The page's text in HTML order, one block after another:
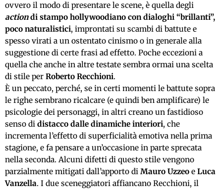
ovvero il modo di presentare le scene, è quella degli
actiondi stampo hollywoodiano con dialoghi “brillanti”,
poco naturalistici, improntati su scambi di battute e
spesso virati a un ostentato cinismo o in generale alla
suggestione di certe frasi ad effetto. Poche eccezioni a
quella che anche in altre testate sembra ormai una scelta
di stile per Roberto Recchioni.
È un peccato, perché, se in certi momenti le battute sopra
le righe sembrano ricalcare (e quindi ben amplificare) le
psicologie dei personaggi, in altri creano un fastidioso
senso di distacco dalle dinamiche interiori, che
incrementa l’effetto di superficialità emotiva nella prima
stagione, e fa pensare a un’occasione in parte sprecata
nella seconda. Alcuni difetti di questo stile vengono
parzialmente mitigati dall’apporto di Mauro Uzzeo e Luca
Vanzella. I due sceneggiatori affiancano Recchioni, il